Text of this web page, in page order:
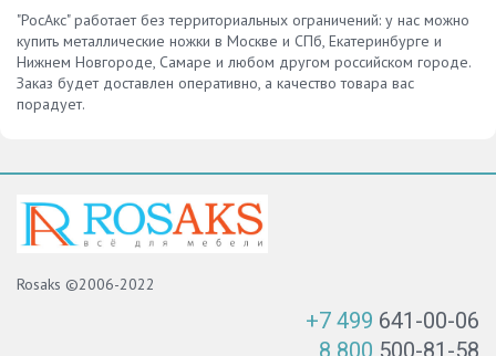
"РосАкс" работает без территориальных ограничений: у нас можно
купить металлические ножки в Москве и СПб, Екатеринбурге и
Нижнем Новгороде, Самаре и любом другом российском городе.
Заказ будет доставлен оперативно, а качество товара вас
порадует.
Rosaks ©2006-2022
+7 499 641-00-06
8 800 500-81-58